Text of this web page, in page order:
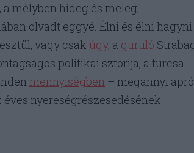
mélyben hideg és meleg,
olvadt eggyé. Élni és élni hagyni:
vagy csak úgy, a guruló
politikai sztorija, a furcsa
mennyiségben – megannyi apró
nyereségrészesedésének